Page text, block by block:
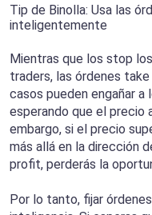
Tip de Binolla: Usa las
inteligentemente
Mientras que los stop
traders, las órdenes
casos pueden engañar
esperando que el precio
embargo, si el precio
más allá en la dirección
profit, perderás la
Por lo tanto, fijar